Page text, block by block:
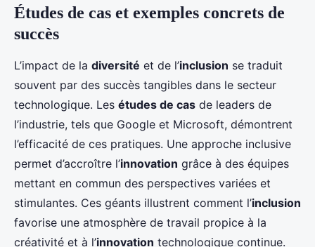
Études de cas et exemples concrets de
succès
L’impact de la diversité et de l’inclusion se traduit
souvent par des succès tangibles dans le secteur
technologique. Les études de cas de leaders de
l’industrie, tels que Google et Microsoft, démontrent
l’efficacité de ces pratiques. Une approche inclusive
permet d’accroître l’innovation grâce à des équipes
mettant en commun des perspectives variées et
stimulantes. Ces géants illustrent comment l’inclusion
favorise une atmosphère de travail propice à la
créativité et à l’innovation technologique continue.